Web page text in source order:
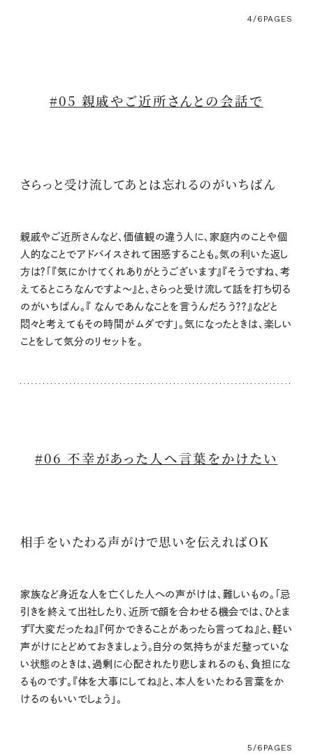
4/6 PAGES
#05 親戚やご近所さんとの会話で
さらっと受け流してあとは忘れるのがいちばん
親戚やご近所さんなど、価値観の違う人に、家庭内のことや個
人的なことでアドバイスされて困惑することも。気の利いた返し
方は？「『気にかけてくれありがとうございます』『そうですね、考
えてるところなんですよ～』と、さらっと受け流して話を打ち切る
のがいちばん。『 なんであんなことを言うんだろう？？』などと
悶々と考えてもその時間がムダです」。気になったときは、楽しい
ことをして気分のリセットを。
#06 不幸があった人へ言葉をかけたい
相手をいたわる声がけで思いを伝えればOK
家族など身近な人を亡くした人への声がけは、難しいもの。「忌
引きを終えて出社したり、近所で顔を合わせる機会では、ひとま
ず『大変だったね』『何かできることがあったら言ってね』と、軽い
声がけにとどめておきましょう。自分の気持ちがまだ整っていな
い状態のときは、過剰に心配されたり悲しまれるのも、負担にな
るものです。『体を大事にしてね』と、本人をいたわる言葉をか
けるのもいいでしょう」。
5/6 PAGES